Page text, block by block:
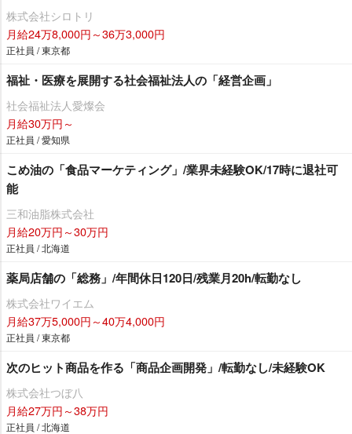
株式会社シロトリ
月給24万8,000円～36万3,000円
正社員 / 東京都
福祉・医療を展開する社会福祉法人の「経営企画」
社会福祉法人愛燦会
月給30万円～
正社員 / 愛知県
こめ油の「食品マーケティング」/業界未経験OK/17時に退社可
能
三和油脂株式会社
月給20万円～30万円
正社員 / 北海道
薬局店舗の「総務」/年間休日120日/残業月20h/転勤なし
株式会社ワイエム
月給37万5,000円～40万4,000円
正社員 / 東京都
次のヒット商品を作る「商品企画開発」/転勤なし/未経験OK
株式会社つぼ八
月給27万円～38万円
正社員 / 北海道